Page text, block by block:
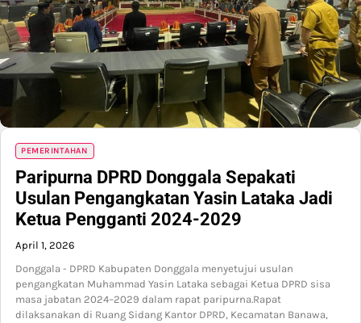
PEMERINTAHAN
Paripurna DPRD Donggala Sepakati
Usulan Pengangkatan Yasin Lataka Jadi
Ketua Pengganti 2024-2029
April 1, 2026
Donggala - DPRD Kabupaten Donggala menyetujui usulan
pengangkatan Muhammad Yasin Lataka sebagai Ketua DPRD sisa
masa jabatan 2024–2029 dalam rapat paripurna.Rapat
dilaksanakan di Ruang Sidang Kantor DPRD, Kecamatan Banawa,